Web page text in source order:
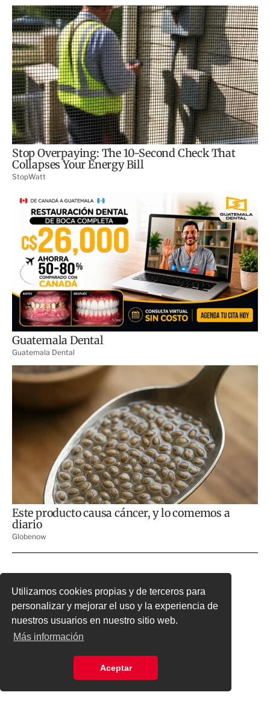
Utilizamos cookies propias y de terceros para
personalizar y mejorar el uso y la experiencia de
nuestros usuarios en nuestro sitio web.
Más información
Aceptar